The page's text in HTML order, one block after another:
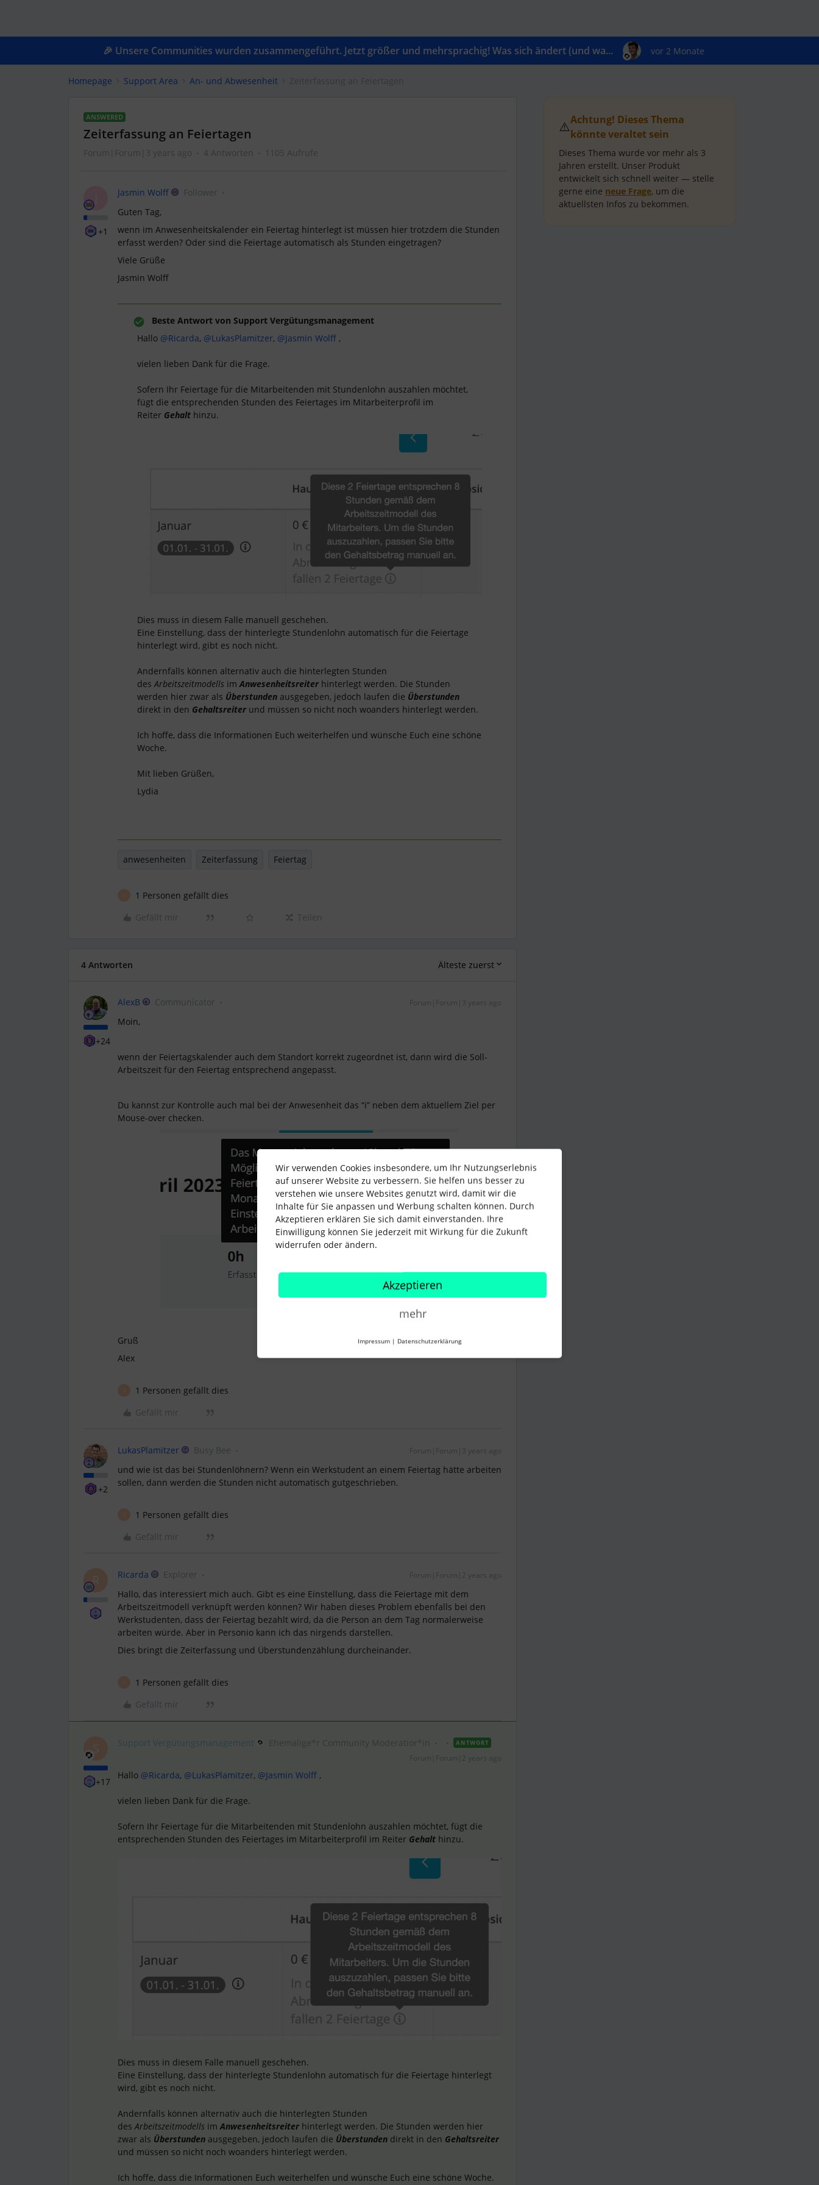
🎉 Unsere Communities wurden zusammengeführt. Jetzt größer und mehrsprachig! Was sich ändert (und wa... vor 2 Monate
Homepage Support Area An- und Abwesenheit
ANSWERED
Zeiterfassung an Feiertagen
Forum|Forum|3 years ago 4 Antworten 1105 Aufrufe
+1
Jasmin Wolff
Follower
Guten Tag,
wenn im Anwesenheitskalender ein Feiertag hinterlegt ist müssen hier trotzdem die Stunden
erfasst werden? Oder sind die Feiertage automatisch als Stunden eingetragen?
Viele Grüße
Jasmin Wolff
Beste Antwort von Support Vergütungsmanagement
Hallo @Ricarda, @LukasPlamitzer, @Jasmin Wolff ,
vielen lieben Dank für die Frage.
Sofern Ihr Feiertage für die Mitarbeitenden mit Stundenlohn auszahlen möchtet,
fügt die entsprechenden Stunden des Feiertages im Mitarbeiterprofil im
Reiter Gehalt hinzu.
Dies muss in diesem Falle manuell geschehen.
Eine Einstellung, dass der hinterlegte Stundenlohn automatisch für die Feiertage
hinterlegt wird, gibt es noch nicht.
Andernfalls können alternativ auch die hinterlegten Stunden
desArbeitszeitmodells imAnwesenheitsreiter hinterlegt werden. Die Stunden
werden hier zwar als Überstunden ausgegeben, jedoch laufen die Überstunden
direkt in den Gehaltsreiter und müssen so nicht noch woanders hinterlegt werden.
Ich hoffe, dass die Informationen Euch weiterhelfen und wünsche Euch eine schöne
Woche.
Mit lieben Grüßen,
Lydia
anwesenheiten Zeiterfassung Feiertag
1 Personen gefällt dies
Gefällt mir
Teilen
4 Antworten Älteste zuerst
+24
AlexB Communicator Forum|Forum|3 years ago
Moin,
wenn der Feiertagskalender auch dem Standort korrekt zugeordnet ist, dann wird die Soll-
Arbeitszeit für den Feiertag entsprechend angepasst.
Du kannst zur Kontrolle auch mal bei der Anwesenheit das “i” neben dem aktuellem Ziel per
Mouse-over checken.
Gruß
Alex
1 Personen gefällt dies
Gefällt mir
+2
LukasPlamitzer Busy Bee Forum|Forum|3 years ago
und wie ist das bei Stundenlöhnern? Wenn ein Werkstudent an einem Feiertag hätte arbeiten
sollen, dann werden die Stunden nicht automatisch gutgeschrieben.
1 Personen gefällt dies
Gefällt mir
R Ricarda Explorer Forum|Forum|2 years ago
Hallo, das interessiert mich auch. Gibt es eine Einstellung, dass die Feiertage mit dem
Arbeitszeitmodell verknüpft werden können? Wir haben dieses Problem ebenfalls bei den
Werkstudenten, dass der Feiertag bezahlt wird, da die Person an dem Tag normalerweise
arbeiten würde. Aber in Personio kann ich das nirgends darstellen.
Dies bringt die Zeiterfassung und Überstundenzählung durcheinander.
1 Personen gefällt dies
Gefällt mir
S
+17
Support Vergütungsmanagement ANTWORT
Hallo @Ricarda, @LukasPlamitzer, @Jasmin Wolff ,
vielen lieben Dank für die Frage.
Sofern Ihr Feiertage für die Mitarbeitenden mit Stundenlohn auszahlen möchtet, fügt die
entsprechenden Stunden des Feiertages im Mitarbeiterprofil im Reiter Gehalt hinzu.
Dies muss in diesem Falle manuell geschehen.
Eine Einstellung, dass der hinterlegte Stundenlohn automatisch für die Feiertage hinterlegt
wird, gibt es noch nicht.
Andernfalls können alternativ auch die hinterlegten Stunden
desArbeitszeitmodells imAnwesenheitsreiter hinterlegt werden. Die Stunden werden hier
zwar als Überstunden ausgegeben, jedoch laufen die Überstunden direkt in den Gehaltsreiter
und müssen so nicht noch woanders hinterlegt werden.
Ich hoffe, dass die Informationen Euch weiterhelfen und wünsche Euch eine schöne Woche.
⚠️Achtung! Dieses Thema
könnte veraltet sein
Dieses Thema wurde vor mehr als 3
Jahren erstellt. Unser Produkt
entwickelt sich schnell weiter — stelle
gerne eine neue Frage, um die
aktuellsten Infos zu bekommen.
Wir verwenden Cookies insbesondere, um Ihr Nutzungserlebnis
auf unserer Website zu verbessern. Sie helfen uns besser zu
verstehen wie unsere Websites genutzt wird, damit wir die
Inhalte für Sie anpassen und Werbung schalten können. Durch
Akzeptieren erklären Sie sich damit einverstanden. Ihre
Einwilligung können Sie jederzeit mit Wirkung für die Zukunft
widerrufen oder ändern.
Akzeptieren
mehr
Impressum | Datenschutzerklärung